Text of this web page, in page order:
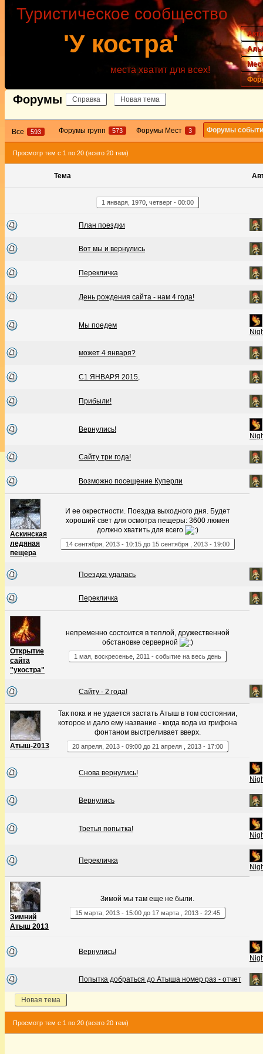
'У костра'
Туристическое сообщество
места хватит для всех!
Форумы Справка Новая тема
Все 593 Форумы групп 573 Форумы Мест 3 Форумы
Просмотр тем с 1 по 20 (всего 20 тем)
Тема
1 января, 1970, четверг- 00:00
План поездки
Вот мы и вернулись
Перекличка
День рождения сайта - нам 4 года!
Мы поедем
может 4 января?
С1 ЯНВАРЯ 2015,
Прибыли!
Вернулись!
Сайту три года!
Возможно посещение Куперли
Аскинская
ледяная
пещера
И ее окрестности. Поездка выходного дня. Будет
хороший свет для осмотра пещеры: 3600 люмен
должно хватить для всего
14 сентября, 2013- 10:15до 15 сентября, 2013- 19:00
Поездка удалась
Перекличка
Открытие
сайта
"укостра"
непременно состоится в теплой, дружественной
обстановке серверной
1 мая, воскресенье, 2011 - событие на весь день
Сайту - 2 года!
Атыш-2013
Так пока и не удается застать Атыш в том состоянии,
которое и дало ему название - когда вода из грифона
фонтаном выстреливает вверх.
20 апреля, 2013- 09:00до 21 апреля, 2013- 17:00
Снова вернулись!
Вернулись
Третья попытка!
Перекличка
Зимний
Атыш 2013
Зимой мы там еще не были.
15 марта, 2013- 15:00до 17 марта, 2013- 22:45
Вернулись!
Попытка добраться до Атыша номер раз - отчет
Новая тема
Просмотр тем с 1 по 20 (всего 20 тем)